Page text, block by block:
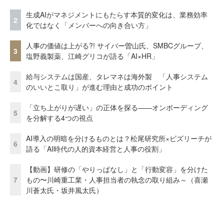
2
生成AIがマネジメントにもたらす本質的変化は、業務効率
化ではなく「メンバーへの向き合い方」
3
人事の価値は上がる?! サイバー曽山氏、SMBCグループ、
塩野義製薬、江崎グリコが語る「AI×HR」
4
給与システムは国産、タレマネは海外製 「人事システム
のいいとこ取り」が進む理由と成功のポイント
5
「立ち上がりが遅い」の正体を探る——オンボーディング
を分解する4つの視点
6
AI導入の明暗を分けるものとは？松尾研究所×ビズリーチが
語る「AI時代の人的資本経営と人事の役割」
7
【動画】研修の「やりっぱなし」と「行動変容」を分けた
もの〜川崎重工業・人事担当者の執念の取り組み～（喜瀬
川蒼太氏・坂井風太氏）